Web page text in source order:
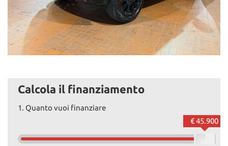
Calcola il finanziamento
1. Quanto vuoi finanziare
€ 45.900